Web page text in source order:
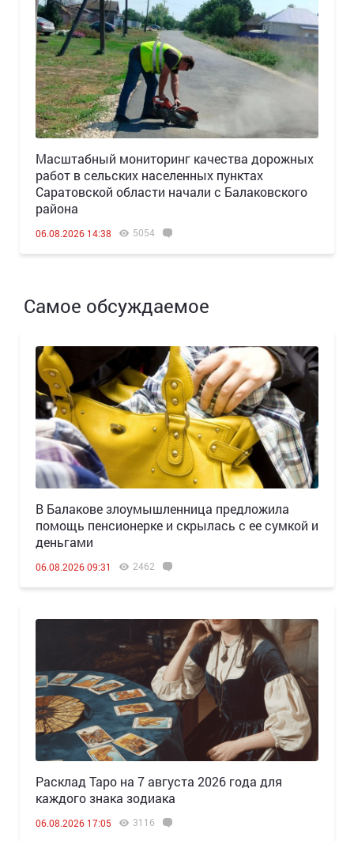
Масштабный мониторинг качества дорожных
работ в сельских населенных пунктах
Саратовской области начали с Балаковского
района
06.08.2026 14:38 5054
Самое обсуждаемое
В Балакове злоумышленница предложила
помощь пенсионерке и скрылась с ее сумкой и
деньгами
06.08.2026 09:31 2462
Расклад Таро на 7 августа 2026 года для
каждого знака зодиака
06.08.2026 17:05 3116